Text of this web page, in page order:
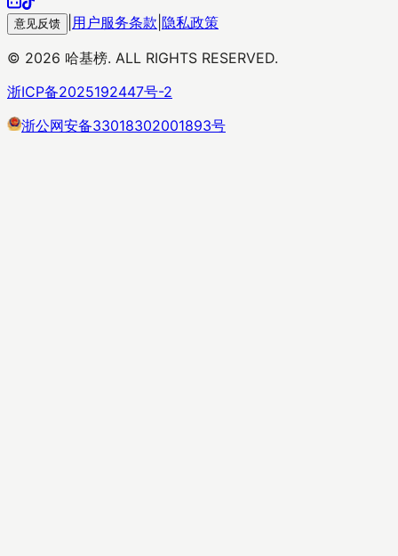
意见反馈 用户服务条款 隐私政策
© 2026 哈基榜. ALL RIGHTS RESERVED.
浙ICP备2025192447号-2
浙公网安备33018302001893号